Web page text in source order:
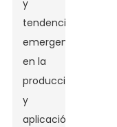
y
tendencias
emergentes
en la
producción
y
aplicación